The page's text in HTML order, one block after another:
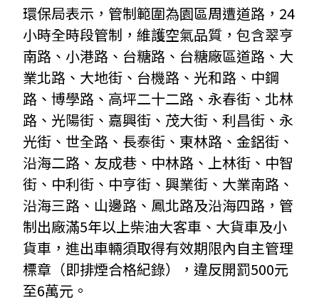
環保局表示，管制範圍為園區周遭道路，24
小時全時段管制，維護空氣品質，包含翠亨
南路、小港路、台糖路、台糖廠區道路、大
業北路、大地街、台機路、光和路、中鋼
路、博學路、高坪二十二路、永春街、北林
路、光陽街、嘉興街、茂大街、利昌街、永
光街、世全路、長泰街、東林路、金鋁街、
沿海二路、友成巷、中林路、上林街、中智
街、中利街、中亨街、興業街、大業南路、
沿海三路、山邊路、鳳北路及沿海四路，管
制出廠滿5年以上柴油大客車、大貨車及小
貨車，進出車輛須取得有效期限內自主管理
標章（即排煙合格紀錄），違反開罰500元
至6萬元。